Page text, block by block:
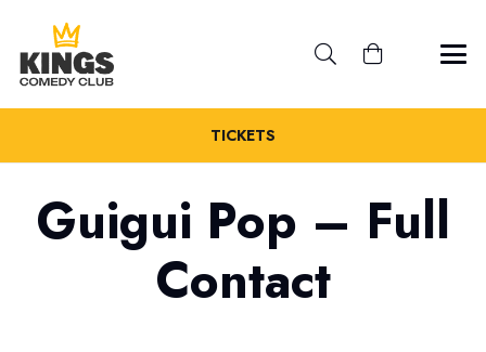
TICKETS
Guigui Pop – Full
Contact